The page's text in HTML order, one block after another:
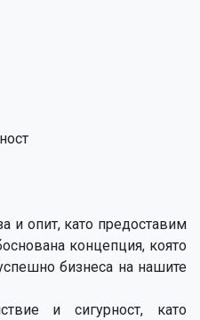
и опит, като предоставим
концепция, която
бизнеса на нашите
и сигурност, като